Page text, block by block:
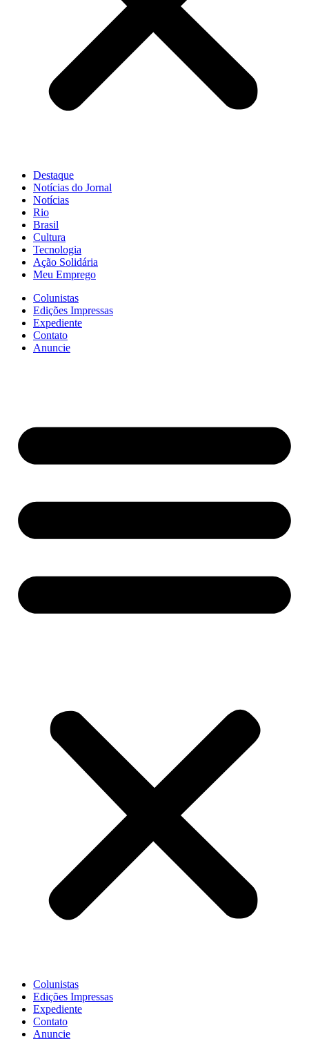
Destaque
Notícias do Jornal
Notícias
Rio
Brasil
Cultura
Tecnologia
Ação Solidária
Meu Emprego
Colunistas
Edições Impressas
Expediente
Contato
Anuncie
Colunistas
Edições Impressas
Expediente
Contato
Anuncie